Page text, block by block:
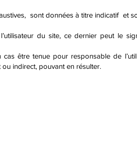
sont données à titre indicatif et
du site, ce dernier peut le
être tenue pour responsable de
indirect, pouvant en résulter.